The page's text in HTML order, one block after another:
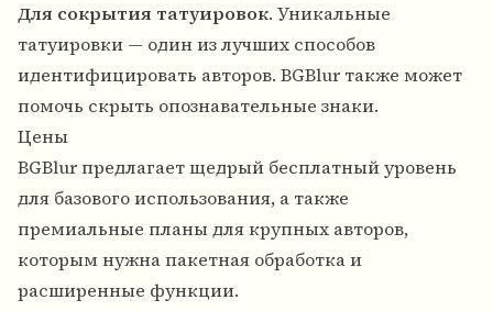
Для сокрытия татуировок. Уникальные
татуировки — один из лучших способов
идентифицировать авторов. BGBlur также может
помочь скрыть опознавательные знаки.
Цены
BGBlur предлагает щедрый бесплатный уровень
для базового использования, а также
премиальные планы для крупных авторов,
которым нужна пакетная обработка и
расширенные функции.